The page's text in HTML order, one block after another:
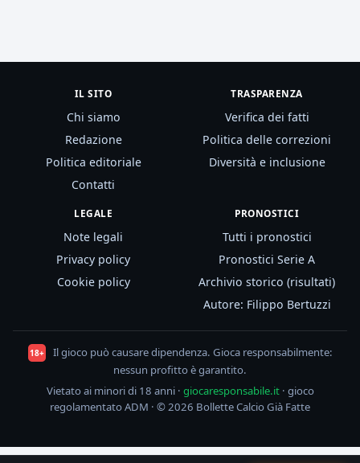
IL SITO
Chi siamo
Redazione
Politica editoriale
Contatti
TRASPARENZA
Verifica dei fatti
Politica delle correzioni
Diversità e inclusione
LEGALE
Note legali
Privacy policy
Cookie policy
PRONOSTICI
Tutti i pronostici
Pronostici Serie A
Archivio storico (risultati)
Autore: Filippo Bertuzzi
18+
Il gioco può causare dipendenza. Gioca responsabilmente:
nessun profitto è garantito.
Vietato ai minori di 18 anni · giocaresponsabile.it· gioco
regolamentato ADM · © 2026 Bollette Calcio Già Fatte